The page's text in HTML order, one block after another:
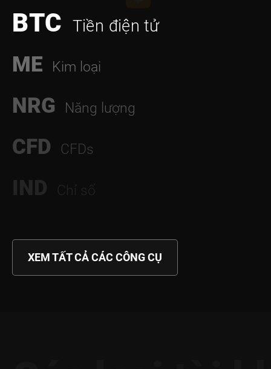
BTC Tiền điện tử
ME Kim loại
NRG Năng lượng
CFD CFDs
XEM TẤT CẢ CÁC CÔNG CỤ